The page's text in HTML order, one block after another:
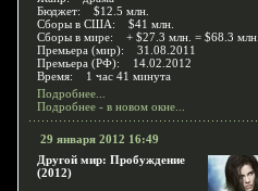
Бюджет: $12.5 млн.
Сборы в США: $41 млн.
Сборы в мире: + $27.3 млн. = $68.3 млн.
Премьера (мир): 31.08.2011
Премьера (РФ): 14.02.2012
Время: 1 час 41 минута
Подробнее...
Подробнее - в новом окне...
29 января 2012 16:49
Другой мир: Пробуждение
(2012)